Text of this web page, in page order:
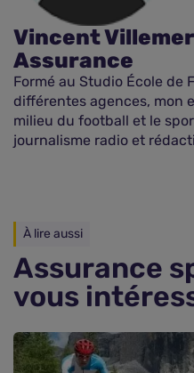
Vincent
Assurance
Formé au Studio École de
différentes agences, mon
milieu du football et le
journalisme radio et
À lire aussi
Assurance
vous